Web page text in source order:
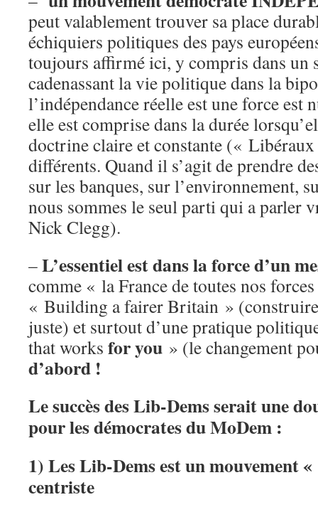
peut valablement trouver sa place
échiquiers politiques des pays
toujours affirmé ici, y compris dans un
cadenassant la vie politique dans la
l’indépendance réelle est une force est
elle est comprise dans la durée
doctrine claire et constante (« Libéraux
différents. Quand il s’agit de prendre
sur les banques, sur l’environnement,
nous sommes le seul parti qui a parler
Nick Clegg).
–L’essentiel est dans la force d’un
comme « la France de toutes nos
« Building a fairer Britain »
juste) et surtout d’une pratique
that works for you » (le changement
d’abord !
Le succès des Lib-Dems serait une
pour les démocrates du MoDem :
1) Les Lib-Dems est un mouvement
centriste